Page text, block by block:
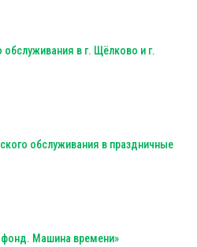
в г. Щёлково и г.
обслуживания в праздничные
Машина времени»